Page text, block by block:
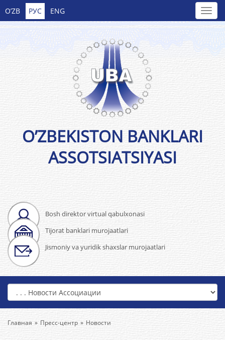
O’ZB РУС ENG
Bosh direktor virtual qabulxonasi
Tijorat banklari murojaatlari
Jismoniy va yuridik shaxslar murojaatlari
O’ZBEKISTON BANKLARI
ASSOTSIATSIYASI
Главная Пресс-центр Новости